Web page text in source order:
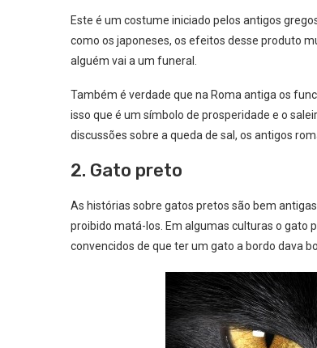
Este é um costume iniciado pelos antigos
como os japoneses, os efeitos desse produto
alguém vai a um funeral.
Também é verdade que na Roma antiga os
isso que é um símbolo de prosperidade e o
discussões sobre a queda de sal, os antigos
2. Gato preto
As histórias sobre gatos pretos são bem
proibido matá-los. Em algumas culturas o gato
convencidos de que ter um gato a bordo dava